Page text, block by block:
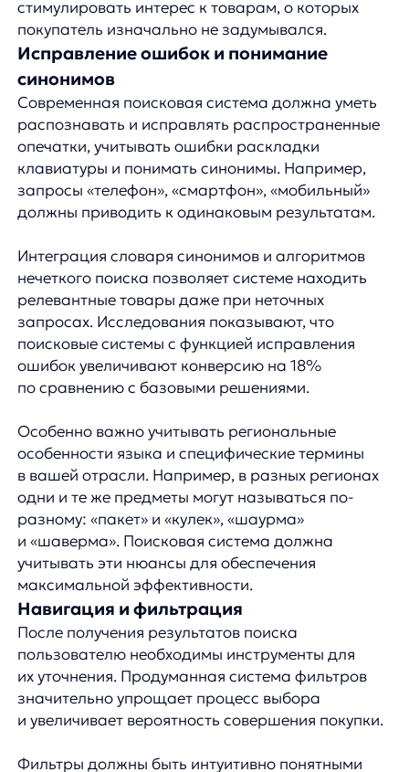
Фильтры должны быть интуитивно понятными
и соответствовать специфике товаров. Для
одежды это могут быть размер, цвет, материал,
характеристики, бренд, ценовой диапазон.
Важно, чтобы фильтры были видимыми, легко
настраиваемыми и работали без перезагрузки
страницы.
Статистика показывает, что сайты с удобной
системой фильтрации демонстрируют на 26%
более высокий показатель времени,
более высокую конверсию.
Мобильный поиск и голосовые
технологии
С учетом того, что более 60% трафика
в электронной коммерции приходится
на мобильные устройства, оптимизация поиска
для смартфонов становится критически важной.
Поисковая строка должна быть достаточно
устройства, а результаты поиска —
адаптированы для маленьких экранов.
Внедрение голосового поиска — еще один шаг
к улучшению пользовательского опыта.
По данным исследований, около 40%
пользователей смартфонов регулярно
используют голосовой поиск. Система должна
уметь распознавать естественную речь
и понимать разговорные запросы, такие как
«покажи красные кроссовки для бега дешевле
5000 рублей».
Как AI и Machine Learning
улучшают поиск на сайте